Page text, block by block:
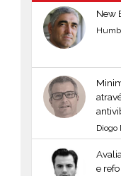
New
Diogo
e